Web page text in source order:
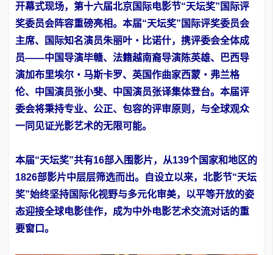
开幕式现场，第十六届北京国际电影节“天坛奖”国际评
奖委员会阵容重磅亮相。本届“天坛奖”国际评奖委员会
主席、国际知名演员朱丽叶・比诺什，携评委会全体成
员——中国导演毕赣、法籍越南裔导演陈英雄、巴西导
演加布里埃尔・马斯卡罗、英国作曲家西蒙・弗兰格
伦、中国演员张小斐、中国演员张译集体登台。本届评
委会将秉持专业、公正、包容的评审原则，与全球观众
一同见证光影艺术的无限可能。
本届“天坛奖”共有16部入围影片，从139个国家和地区的
1826部影片中层层筛选而出。自设立以来，北影节“天坛
奖”始终坚持国际化视野与多元化审美，以平等开放的姿
态迎接全球电影佳作，成为中外电影艺术交流对话的重
要窗口。